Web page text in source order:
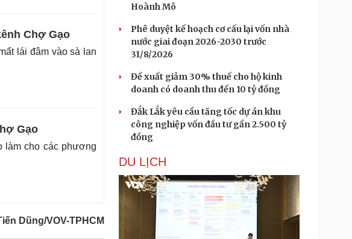
Chợ Gạo
lái đâm vào sà lan
Gạo
làm cho các phương
Dũng/VOV-TPHCM
Hoành Mô
Phê duyệt kế hoạch cơ cấu lại vốn nhà
nước giai đoạn 2026-2030 trước
31/8/2026
Đề xuất giảm 30% thuế cho hộ kinh
doanh có doanh thu đến 10 tỷ đồng
Đắk Lắk yêu cầu tăng tốc dự án khu
công nghiệp vốn đầu tư gần 2.500 tỷ
đồng
DU LỊCH